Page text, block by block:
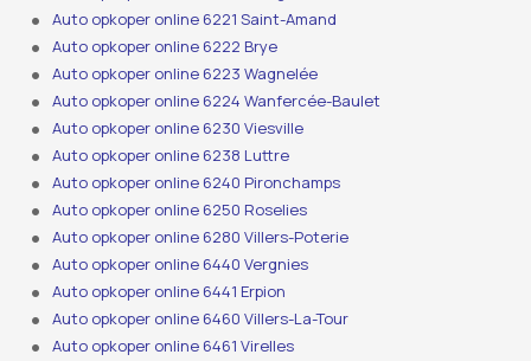
Auto opkoper online 6221 Saint-Amand
Auto opkoper online 6222 Brye
Auto opkoper online 6223 Wagnelée
Auto opkoper online 6224 Wanfercée-Baulet
Auto opkoper online 6230 Viesville
Auto opkoper online 6238 Luttre
Auto opkoper online 6240 Pironchamps
Auto opkoper online 6250 Roselies
Auto opkoper online 6280 Villers-Poterie
Auto opkoper online 6440 Vergnies
Auto opkoper online 6441 Erpion
Auto opkoper online 6460 Villers-La-Tour
Auto opkoper online 6461 Virelles